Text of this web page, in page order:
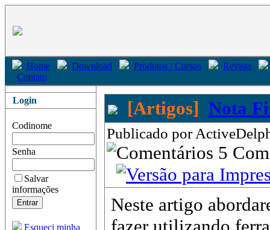
Home Download Produtos / Cursos
Revista
Contato
Login
Codinome
Senha
Salvar
informações
Esqueci minha
[Artigos] Nota
Publicado por
5
Neste artigo